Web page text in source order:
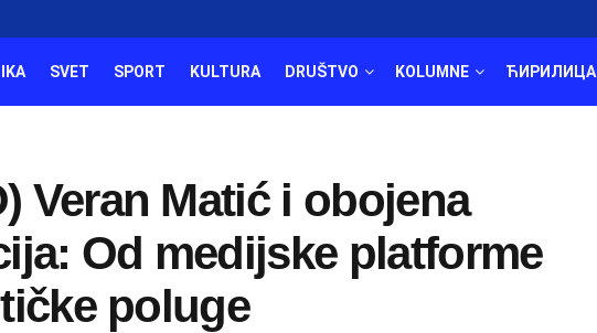
SVET SPORT KULTURA DRUŠTVO KOLUMNE ЋИРИЛИЦА
Veran Matić i obojena
Od medijske platforme
poluge